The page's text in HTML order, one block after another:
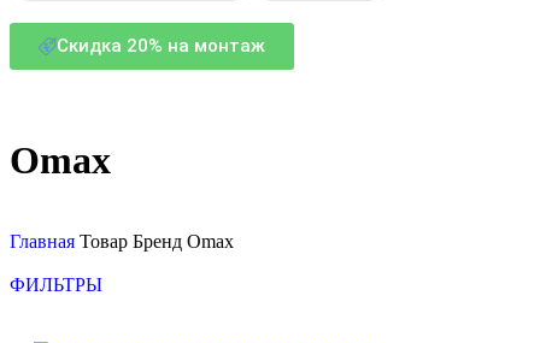
Скидка 20% на монтаж
Omax
Главная Товар Бренд Omax
ФИЛЬТРЫ